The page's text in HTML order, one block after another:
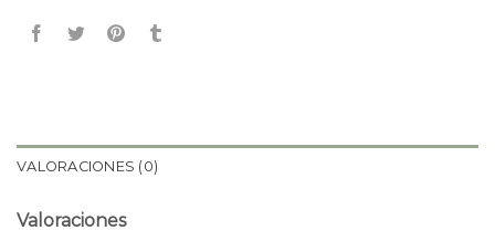
VALORACIONES (0)
Valoraciones